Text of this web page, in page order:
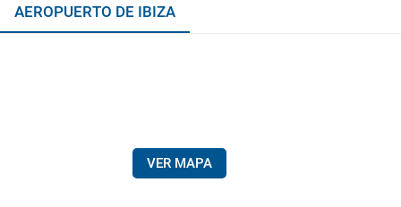
AEROPUERTO DE IBIZA
VER MAPA